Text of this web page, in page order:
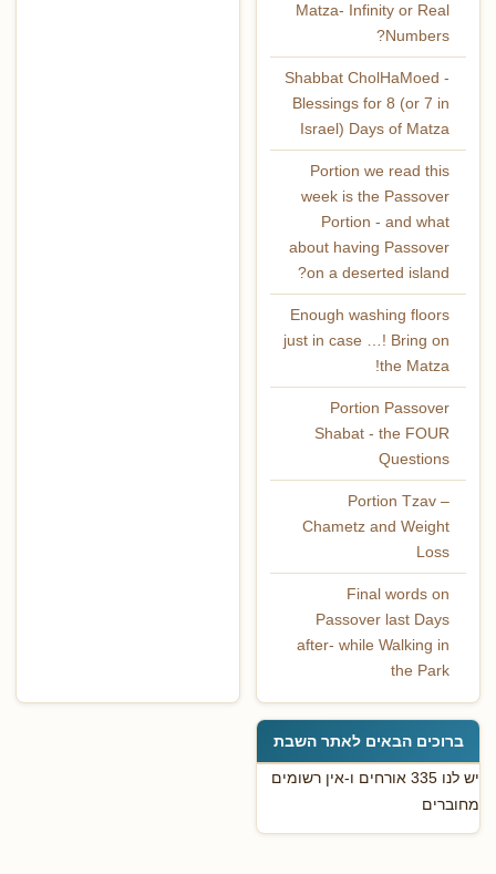
Matza- Infinity or Real
Numbers?
Shabbat CholHaMoed -
Blessings for 8 (or 7 in
Israel) Days of Matza‏
Portion we read this
week is the Passover
Portion - and what
about having Passover
on a deserted island?
Enough washing floors
just in case …! Bring on
the Matza!
Portion Passover
Shabat - the FOUR
Questions
Portion Tzav –
Chametz and Weight
Loss
Final words on
Passover last Days
after- while Walking in
the Park
ברוכים הבאים לאתר השבת
יש לנו 335 אורחים ו-אין רשומים
מחוברים